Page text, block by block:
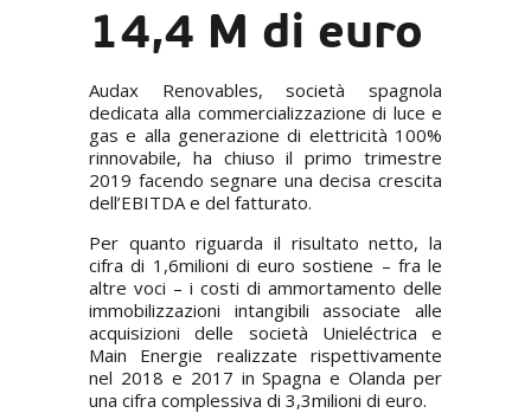
14,4 M di euro
Audax Renovables, società spagnola
dedicata alla commercializzazione di luce e
gas e alla generazione di elettricità 100%
rinnovabile, ha chiuso il primo trimestre
2019 facendo segnare una decisa crescita
dell’EBITDA e del fatturato.
Per quanto riguarda il risultato netto, la
cifra di 1,6milioni di euro sostiene – fra le
altre voci – i costi di ammortamento delle
immobilizzazioni intangibili associate alle
acquisizioni delle società Unieléctrica e
Main Energie realizzate rispettivamente
nel 2018 e 2017 in Spagna e Olanda per
una cifra complessiva di 3,3milioni di euro.